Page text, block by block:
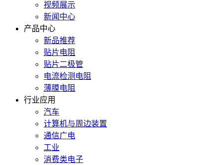
视频展示
新闻中心
产品中心
新品推荐
贴片电阻
贴片二极管
电流检测电阻
薄膜电阻
行业应用
汽车
计算机与周边装置
通信广电
工业
消费类电子